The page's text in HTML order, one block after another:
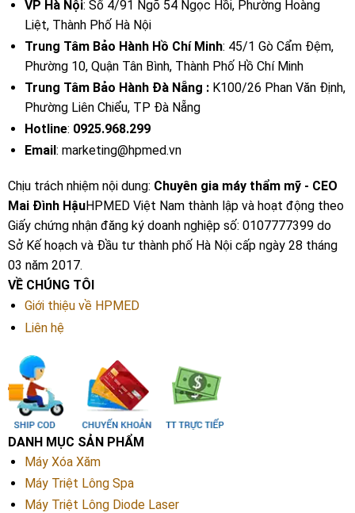
VP Hà Nội: Số 4/91 Ngõ 54 Ngọc Hồi, Phường Hoàng
Liệt, Thành Phố Hà Nội
Trung Tâm Bảo Hành Hồ Chí Minh: 45/1 Gò Cẩm Đệm,
Phường 10, Quận Tân Bình, Thành Phố Hồ Chí Minh
Trung Tâm Bảo Hành Đà Nẵng :K100/26 Phan Văn Định,
Phường Liên Chiểu, TP Đà Nẵng
Hotline: 0925.968.299
Email: marketing@hpmed.vn
Chịu trách nhiệm nội dung: Chuyên gia máy thẩm mỹ - CEO
Mai Đình HậuHPMED Việt Nam thành lập và hoạt động theo
Giấy chứng nhận đăng ký doanh nghiệp số: 0107777399 do
Sở Kế hoạch và Đầu tư thành phố Hà Nội cấp ngày 28 tháng
03 năm 2017.
VỀ CHÚNG TÔI
Giới thiệu về HPMED
Liên hệ
DANH MỤC SẢN PHẨM
Máy Xóa Xăm
Máy Triệt Lông Spa
Máy Triệt Lông Diode Laser